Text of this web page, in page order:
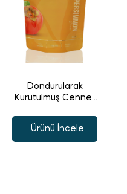
Dondurularak
Kurutulmuş Cennet
Ürünü İncele